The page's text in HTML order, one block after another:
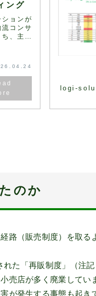
ング
ションが
コンサ
、主な
メニュ
最適な
logi-
のか
（販売制度）を取る
た「再販制度」（注
売店が多く廃業して
が発生する事態も起